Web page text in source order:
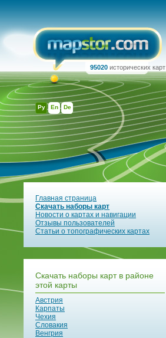
Ру En De
95020 исторических карт
Главная страница
Скачать наборы карт
Новости о картах и навигации
Отзывы пользователей
Статьи о топографических картах
Скачать наборы карт в районе
этой карты
Австрия
Карпаты
Чехия
Словакия
Венгрия